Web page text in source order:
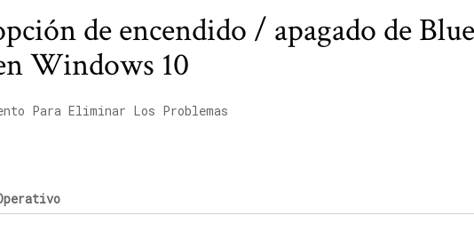
de encendido / apagado de
Windows 10
Para Eliminar Los Problemas